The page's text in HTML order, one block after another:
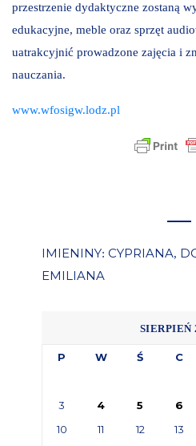
przestrzenie dydaktyczne zostaną
edukacyjne, meble oraz sprzęt
uatrakcyjnić prowadzone zajęcia i
nauczania.
www.wfosigw.lodz.pl
IMIENINY: CYPRIANA,
EMILIANA
SIERPIEŃ
P W Ś C
3
4 5 6
10
11 12 13